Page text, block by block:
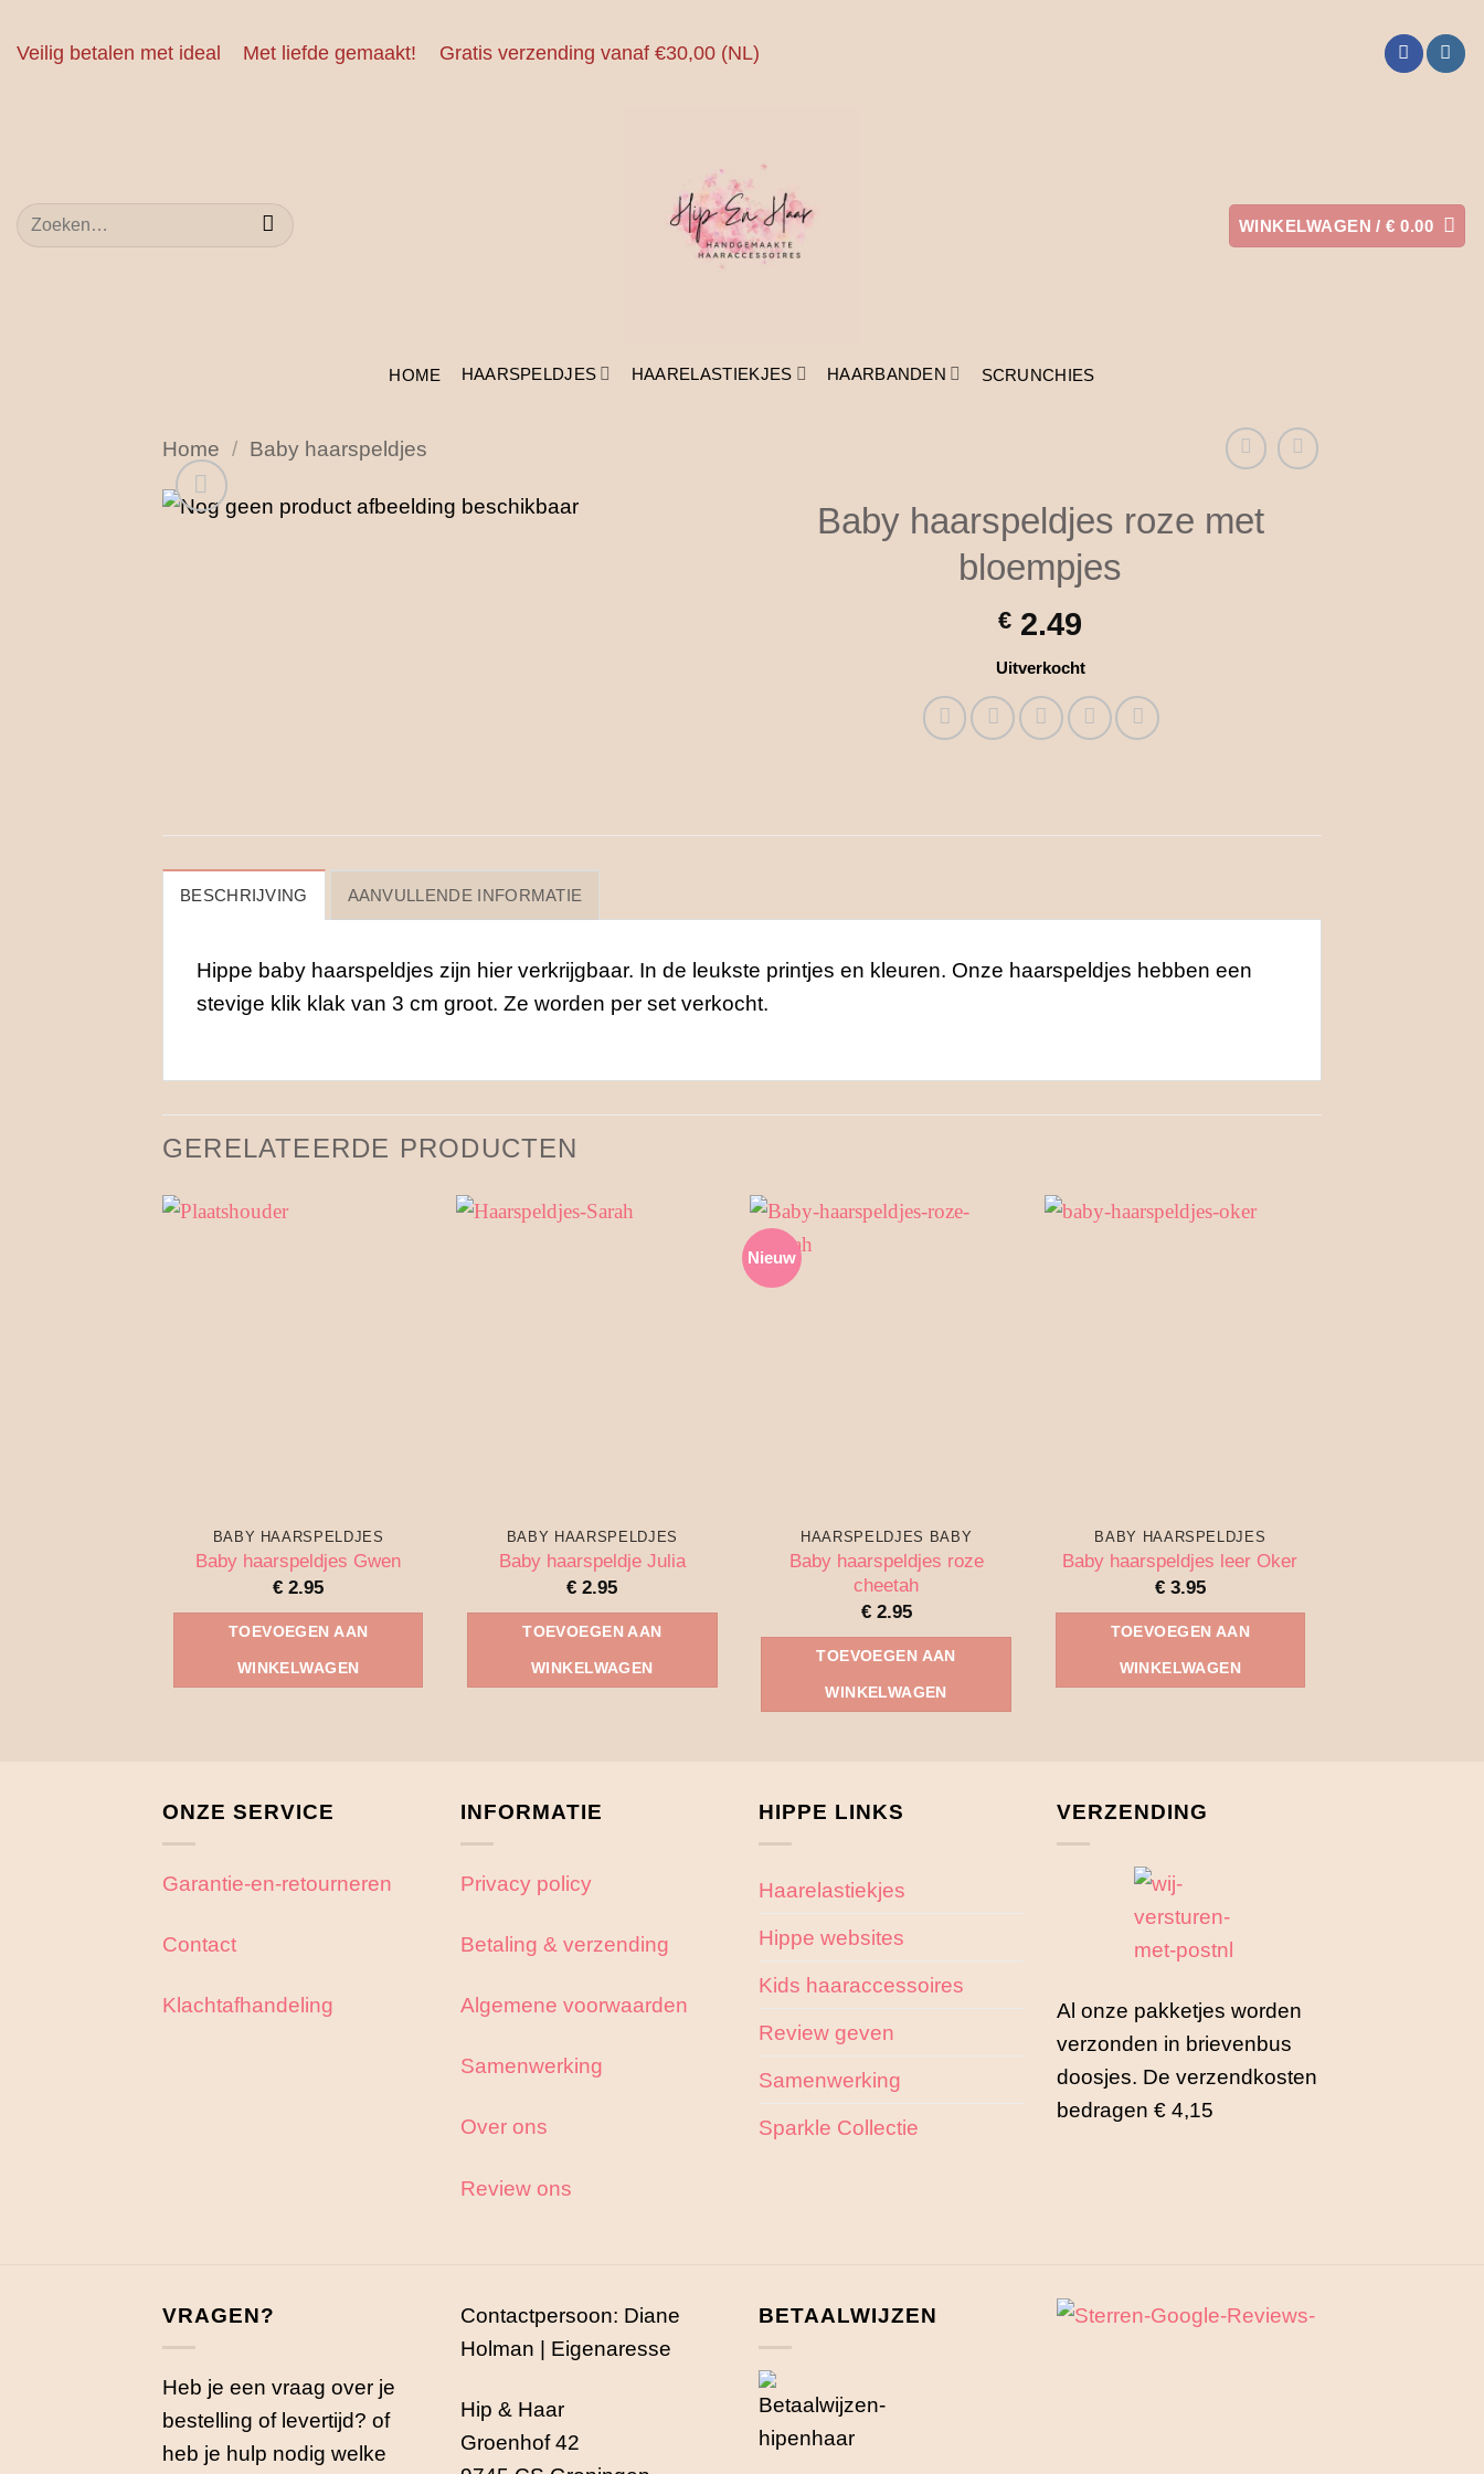
naar
Veilig betalen met ideal Met liefde gemaakt! Gratis verzending vanaf €30,00 (NL)
Zoeken
naar:
WINKELWAGEN /€ 0.00
HOME HAARSPELDJES HAARELASTIEKJES HAARBANDEN SCRUNCHIES
Home / Baby haarspeldjes
Baby haarspeldjes roze met
bloempjes
€ 2.49
Uitverkocht
BESCHRIJVING AANVULLENDE INFORMATIE
Hippe baby haarspeldjes zijn hier verkrijgbaar. In de leukste printjes en kleuren. Onze haarspeldjes hebben een
stevige klik klak van 3 cm groot. Ze worden per set verkocht.
GERELATEERDE PRODUCTEN
BABY HAARSPELDJES
Baby haarspeldjes Gwen
€ 2.95
TOEVOEGEN AAN
WINKELWAGEN
BABY HAARSPELDJES
Baby haarspeldje Julia
€ 2.95
TOEVOEGEN AAN
WINKELWAGEN
Nieuw
HAARSPELDJES BABY
Baby haarspeldjes roze
cheetah
€2.95
TOEVOEGEN AAN
WINKELWAGEN
BABY HAARSPELDJES
Baby haarspeldjes leer Oker
€3.95
TOEVOEGEN AAN
WINKELWAGEN
ONZE SERVICE
Garantie-en-retourneren
Contact
Klachtafhandeling
INFORMATIE
Privacy policy
Betaling & verzending
Algemene voorwaarden
Samenwerking
Over ons
Review ons
HIPPE LINKS
Haarelastiekjes
Hippe websites
Kids haaraccessoires
Review geven
Samenwerking
Sparkle Collectie
VERZENDING
Al onze pakketjes worden
verzonden in brievenbus
doosjes. De verzendkosten
bedragen € 4,15
VRAGEN?
Heb je een vraag over je
bestelling of levertijd? of
heb je hulp nodig welke
Contactpersoon: Diane
Holman | Eigenaresse
Hip & Haar
Groenhof 42
BETAALWIJZEN